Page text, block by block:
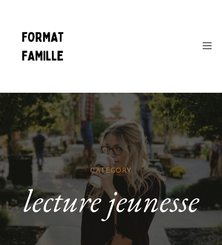
CATEGORY
lecture jeunesse